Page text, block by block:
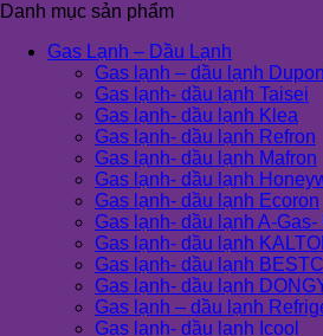
Danh mục sản phẩm
Gas Lạnh – Dầu Lạnh
Gas lạnh – dầu lạnh
Gas lạnh- dầu lạnh Taisei
Gas lạnh- dầu lạnh Klea
Gas lạnh- dầu lạnh Refron
Gas lạnh- dầu lạnh Mafron
Gas lạnh- dầu lạnh
Gas lạnh- dầu lạnh Ecoron
Gas lạnh- dầu lạnh A-Gas-
Gas lạnh- dầu lạnh
Gas lạnh- dầu lạnh
Gas lạnh- dầu lạnh
Gas lạnh – dầu lạnh
Gas lạnh- dầu lạnh Icool